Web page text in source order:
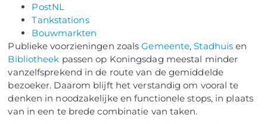
PostNL
Tankstations
Bouwmarkten
Publieke voorzieningen zoalsGemeente,Stadhuis en
Bibliotheek passen op Koningsdag meestal minder
vanzelfsprekend in de route van de gemiddelde
bezoeker. Daarom blijft het verstandig om vooral te
denken in noodzakelijke en functionele stops, in plaats
van in een te brede combinatie van taken.